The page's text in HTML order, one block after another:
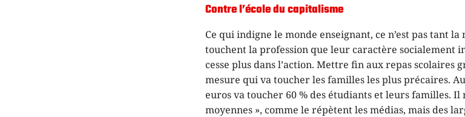
Contre l’école du capitalisme
Ce qui indigne le monde enseignant, ce n’est pas tant
touchent la profession que leur caractère socialement
cesse plus dans l’action. Mettre fin aux repas scolaires
mesure qui va toucher les familles les plus précaires.
euros va toucher 60 % des étudiants et leurs familles. Il
moyennes », comme le répètent les médias, mais des